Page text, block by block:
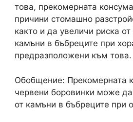
това, прекомерната
причини стомашно
както и да увеличи риска
камъни в бъбреците при
предразположени към това.
Обобщение: Прекомерната
червени боровинки може
от камъни в бъбреците при